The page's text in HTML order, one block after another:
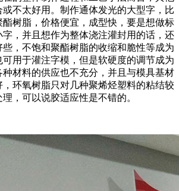
不太好用。制作通体发光的大型字，比
树脂，价格便宜，成型快，要是想做标
，并且想作为整体浇注灌封用的话，还
，不饱和聚酯树脂的收缩和脆性等成为
用于灌注字模，但是软硬度的调节成为
种材料的供应也不充分，并且与模具基材
环氧树脂只对几种聚烯烃塑料的粘结较
，可以说胶适应性是不错的。